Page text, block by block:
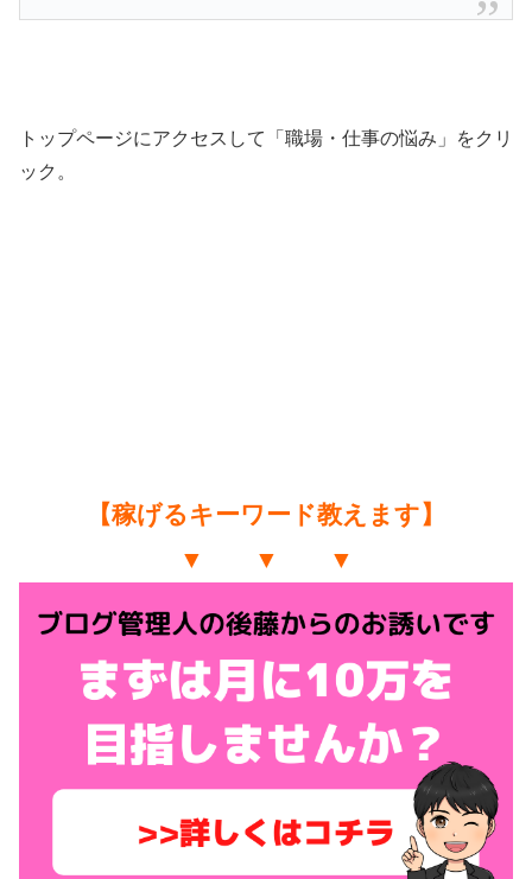
トップページにアクセスして「職場・仕事の悩み」をクリ
ック。
【稼げるキーワード教えます】
▼ ▼ ▼